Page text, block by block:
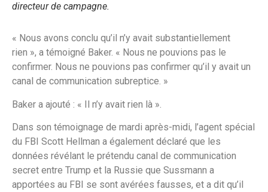
directeur de campagne.
« Nous avons conclu qu’il n’y avait substantiellement
rien », a témoigné Baker. « Nous ne pouvions pas le
confirmer. Nous ne pouvions pas confirmer qu’il y avait un
canal de communication subreptice. »
Baker a ajouté : « Il n’y avait rien là ».
Dans son témoignage de mardi après-midi, l’agent spécial
du FBI Scott Hellman a également déclaré que les
données révélant le prétendu canal de communication
secret entre Trump et la Russie que Sussmann a
apportées au FBI se sont avérées fausses, et a dit qu’il